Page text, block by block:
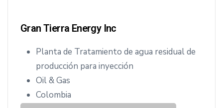
Gran Tierra Energy Inc
Planta de Tratamiento de agua residual de
producción para inyección
Oil & Gas
Colombia